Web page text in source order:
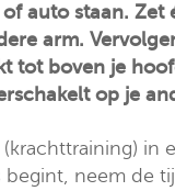
auto staan. Zet
arm.
tot boven je
op je
in
neem de